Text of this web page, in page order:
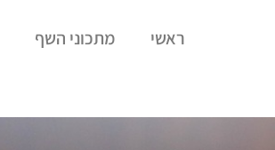
ראשי מתכוני השף